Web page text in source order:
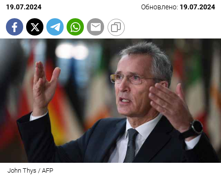
19.07.2024 Обновлено: 19.07.2024
John Thys / AFP